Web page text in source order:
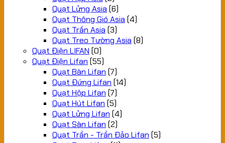
Quạt Lửng Asia (6)
Quạt Thông Gió Asia (4)
Quạt Trần Asia (3)
Quạt Treo Tường Asia (8)
Quạt Điện LIFAN (0)
Quạt Điện Lifan (55)
Quạt Bàn Lifan (7)
Quạt Đứng Lifan (14)
Quạt Hộp Lifan (7)
Quạt Hút Lifan (5)
Quạt Lửng Lifan (4)
Quạt Sàn Lifan (2)
Quạt Trần - Trần Đảo Lifan (5)